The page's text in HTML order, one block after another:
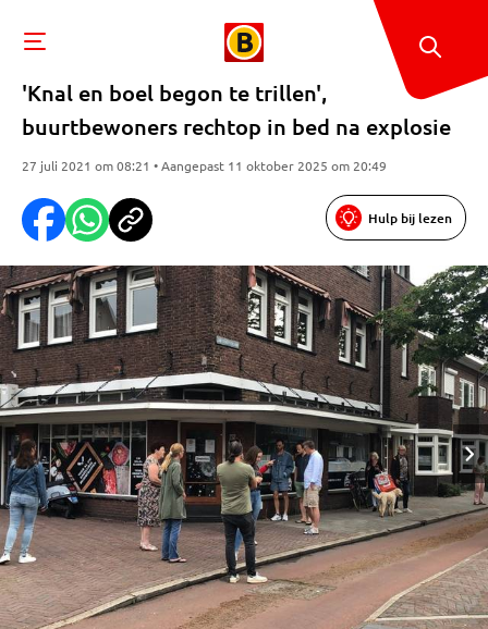
'Knal en boel begon te trillen',
buurtbewoners rechtop in bed na explosie
27 juli 2021 om 08:21 • Aangepast 11 oktober 2025 om 20:49
Hulp bij lezen